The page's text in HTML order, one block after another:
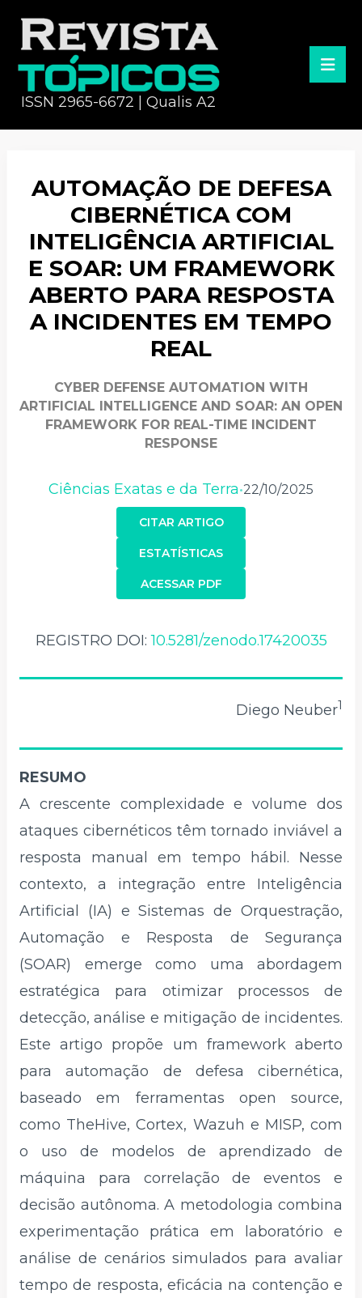
ISSN 2965-6672 | Qualis A2
AUTOMAÇÃO DE DEFESA
CIBERNÉTICA COM
INTELIGÊNCIA ARTIFICIAL
E SOAR: UM FRAMEWORK
ABERTO PARA RESPOSTA
A INCIDENTES EM TEMPO
REAL
CYBER DEFENSE AUTOMATION WITH
ARTIFICIAL INTELLIGENCE AND SOAR: AN OPEN
FRAMEWORK FOR REAL-TIME INCIDENT
RESPONSE
Ciências Exatas e da Terra •22/10/2025
CITAR ARTIGO
ACESSAR PDF
ESTATÍSTICAS
REGISTRO DOI:10.5281/zenodo.17420035
Diego Neuber1
RESUMO
A crescente complexidade e volume dos
ataques cibernéticos têm tornado inviável a
resposta manual em tempo hábil. Nesse
contexto, a integração entre Inteligência
Artificial (IA) e Sistemas de Orquestração,
Automação e Resposta de Segurança
(SOAR) emerge como uma abordagem
estratégica para otimizar processos de
detecção, análise e mitigação de incidentes.
Este artigo propõe um framework aberto
para automação de defesa cibernética,
baseado em ferramentas open source,
como TheHive, Cortex, Wazuh e MISP, com
o uso de modelos de aprendizado de
máquina para correlação de eventos e
decisão autônoma. A metodologia combina
experimentação prática em laboratório e
análise de cenários simulados para avaliar
tempo de resposta, eficácia na contenção e